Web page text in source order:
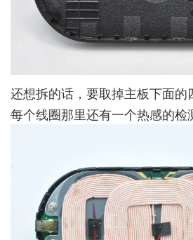
还想拆的话，要取掉主板下面的
每个线圈那里还有一个热感的检